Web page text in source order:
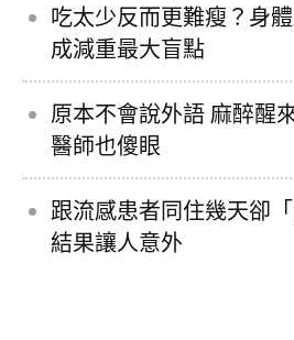
吃太少反而更難瘦？身
成減重最大盲點
原本不會說外語 麻醉醒
醫師也傻眼
跟流感患者同住幾天卻
結果讓人意外